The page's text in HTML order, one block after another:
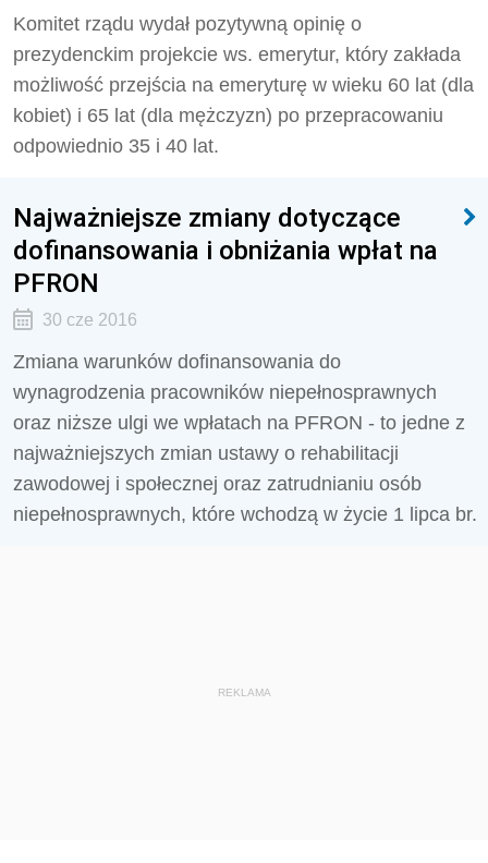
Komitet rządu wydał pozytywną opinię o
prezydenckim projekcie ws. emerytur, który zakłada
możliwość przejścia na emeryturę w wieku 60 lat (dla
kobiet) i 65 lat (dla mężczyzn) po przepracowaniu
odpowiednio 35 i 40 lat.
Najważniejsze zmiany dotyczące
dofinansowania i obniżania wpłat na
PFRON
30 cze 2016
Zmiana warunków dofinansowania do
wynagrodzenia pracowników niepełnosprawnych
oraz niższe ulgi we wpłatach na PFRON - to jedne z
najważniejszych zmian ustawy o rehabilitacji
zawodowej i społecznej oraz zatrudnianiu osób
niepełnosprawnych, które wchodzą w życie 1 lipca br.
REKLAMA